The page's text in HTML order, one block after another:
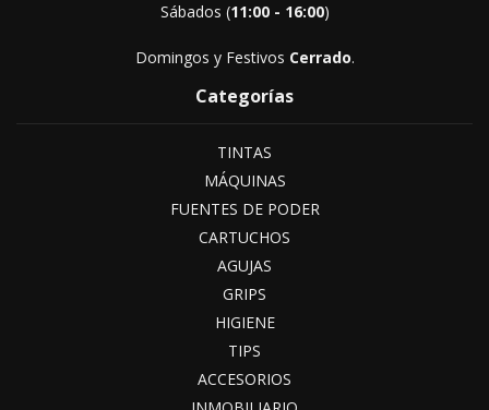
Sábados (11:00 - 16:00)
Domingos y Festivos Cerrado.
Categorías
TINTAS
MÁQUINAS
FUENTES DE PODER
CARTUCHOS
AGUJAS
GRIPS
HIGIENE
TIPS
ACCESORIOS